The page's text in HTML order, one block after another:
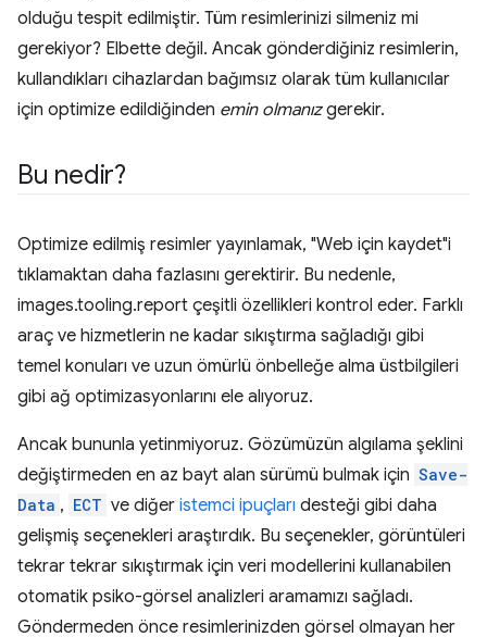
olduğu tespit edilmiştir. Tüm resimlerinizi silmeniz mi
gerekiyor? Elbette değil. Ancak gönderdiğiniz resimlerin,
kullandıkları cihazlardan bağımsız olarak tüm kullanıcılar
için optimize edildiğinden emin olmanızgerekir.
Bu nedir?
Optimize edilmiş resimler yayınlamak, "Web için kaydet"i
tıklamaktan daha fazlasını gerektirir. Bu nedenle,
images.tooling.report çeşitli özellikleri kontrol eder. Farklı
araç ve hizmetlerin ne kadar sıkıştırma sağladığı gibi
temel konuları ve uzun ömürlü önbelleğe alma üstbilgileri
gibi ağ optimizasyonlarını ele alıyoruz.
Ancak bununla yetinmiyoruz. Gözümüzün algılama şeklini
değiştirmeden en az bayt alan sürümü bulmak için Save-
Data , ECT ve diğer istemci ipuçları desteği gibi daha
gelişmiş seçenekleri araştırdık. Bu seçenekler, görüntüleri
tekrar tekrar sıkıştırmak için veri modellerini kullanabilen
otomatik psiko-görsel analizleri aramamızı sağladı.
Göndermeden önce resimlerinizden görsel olmayan her